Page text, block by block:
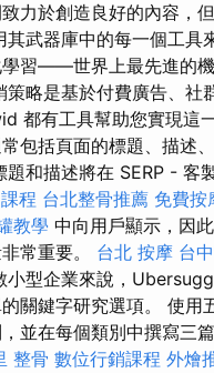
力於創造良好的內容，
其武器庫中的每一個工具
學習——世界上最先進的
略是基於付費廣告、社
都有工具幫助您實現這
包括頁面的標題、描述
題和描述將在 SERP - 客
程 台北整骨推薦 免費按
教學 中向用戶顯示，因
常重要。 台北 按摩 台
小型企業來說，
關鍵字研究選項。 使用
並在每個類別中撰寫三
整骨 數位行銷課程 外燴